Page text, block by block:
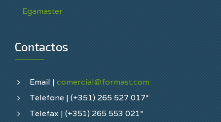
Egamaster
Contactos
Email | comercial@formast.com
Telefone | (+351) 265 527 017*
Telefax | (+351) 265 553 021*